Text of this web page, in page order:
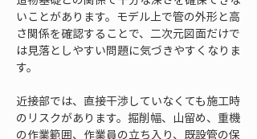
いことがあります。モデル上で管の外形と高
さ関係を確認することで、二次元図面だけで
は見落としやすい問題に気づきやすくなりま
す。
近接部では、直接干渉していなくても施工時
のリスクがあります。掘削幅、山留め、重機
の作業範囲、作業員の立ち入り、既設管の保